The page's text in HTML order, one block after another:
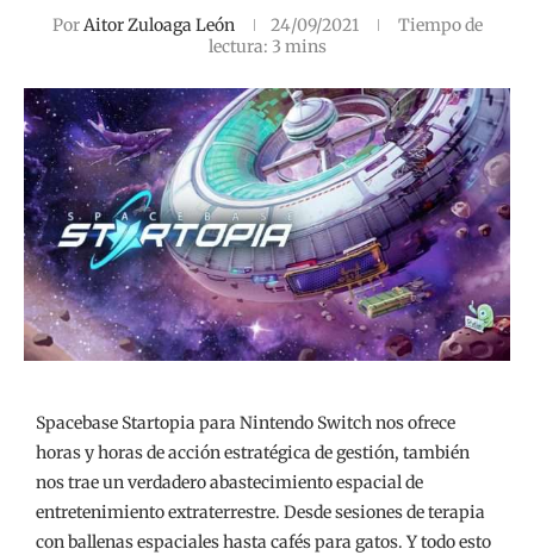
PorAitor Zuloaga León 24/09/2021
Spacebase Startopia para Nintendo Switch nos ofrece
horas y horas de acción estratégica de gestión, también
nos trae un verdadero abastecimiento espacial de
entretenimiento extraterrestre. Desde sesiones de terapia
con ballenas espaciales hasta cafés para gatos. Y todo esto